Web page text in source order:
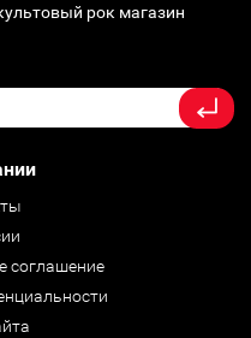
рок магазин
соглашение